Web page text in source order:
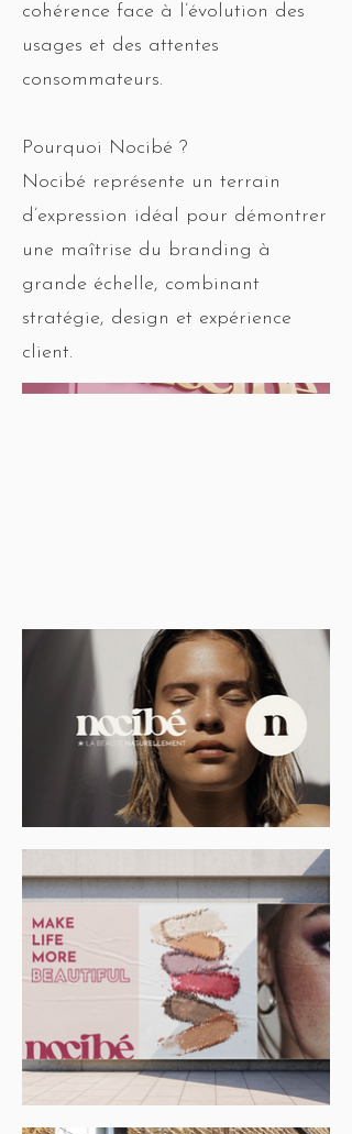
cohérence face à l’évolution des
usages et des attentes
consommateurs.
Pourquoi Nocibé ?
Nocibé représente un terrain
d’expression idéal pour démontrer
une maîtrise du branding à
grande échelle, combinant
stratégie, design et expérience
client.